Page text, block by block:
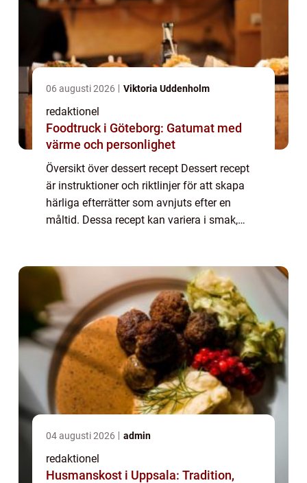
06 augusti 2026 Viktoria Uddenholm
redaktionel
Foodtruck i Göteborg: Gatumat med
värme och personlighet
Översikt över dessert recept Dessert recept
är instruktioner och riktlinjer för att skapa
härliga efterrätter som avnjuts efter en
måltid. Dessa recept kan variera i smak,
04 augusti 2026 admin
redaktionel
Husmanskost i Uppsala: Tradition,